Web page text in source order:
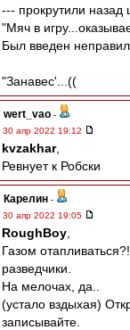
--- прокрутили назад
"Мяч в
Был введен
"Занавес'...((
wert_vao -
30 апр 2022 19:12
kvzakhar,
Ревнует к Робски
Карелин -
30 апр 2022 19:05
RoughBoy
Газом
разведчики.
На мелочах, да..
(устало вздыхая)
записывайте.